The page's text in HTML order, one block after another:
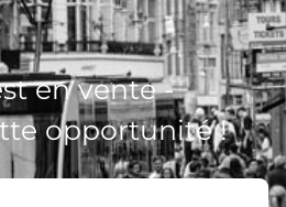
en vente -
opportunité !